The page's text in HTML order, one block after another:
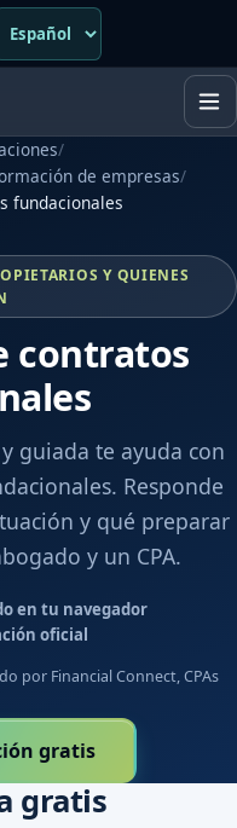
/
de empresas/
fundacionales
Y QUIENES
contratos
guiada te ayuda con
Responde
y qué preparar
y un CPA.
en tu navegador
oficial
por Financial Connect, CPAs
gratis
gratis